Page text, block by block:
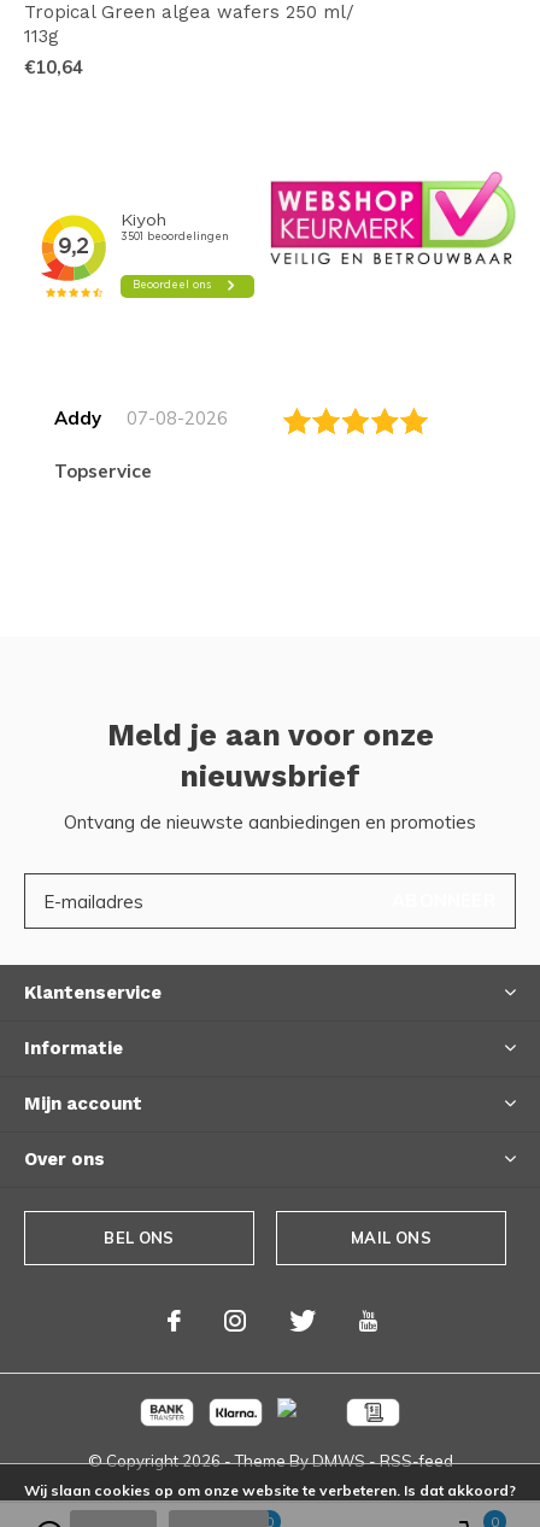
Tropical Green algea wafers 250 ml/
113g
€10,64
Addy 07-08-2026
topservice
Meld je aan voor onze
nieuwsbrief
Ontvang de nieuwste aanbiedingen en promoties
Klantenservice
Informatie
Mijn account
Over ons
BEL ONS MAIL ONS
© Copyright2026- Theme ByDMWS-RSS-feed
0 0
Wij slaan cookies op om onze website te verbeteren. Is dat akkoord?